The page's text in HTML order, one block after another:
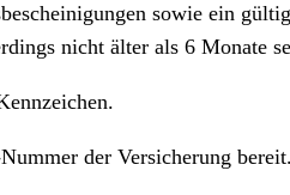
sowie ein
nicht älter als 6 Monate
der Versicherung bereit.